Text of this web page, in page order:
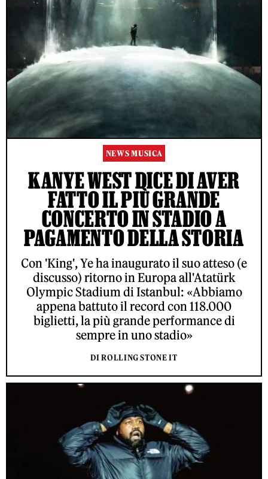
NEWS MUSICA
KANYE WEST DICE DI AVER
FATTO IL PIÙ GRANDE
CONCERTO IN STADIO A
PAGAMENTO DELLA STORIA
Con 'King', Ye ha inaugurato il suo atteso (e
discusso) ritorno in Europa all'Atatürk
Olympic Stadium di Istanbul: «Abbiamo
appena battuto il record con 118.000
biglietti, la più grande performance di
sempre in uno stadio»
DI ROLLING STONE IT